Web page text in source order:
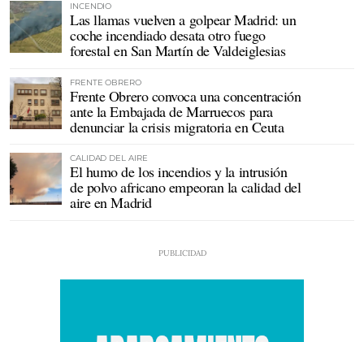
INCENDIO
Las llamas vuelven a golpear Madrid: un
coche incendiado desata otro fuego
forestal en San Martín de Valdeiglesias
FRENTE OBRERO
Frente Obrero convoca una concentración
ante la Embajada de Marruecos para
denunciar la crisis migratoria en Ceuta
CALIDAD DEL AIRE
El humo de los incendios y la intrusión
de polvo africano empeoran la calidad del
aire en Madrid